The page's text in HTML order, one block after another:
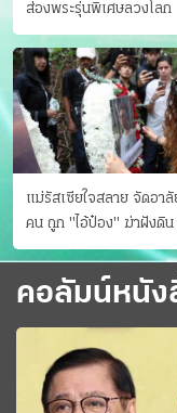
ส่องพระรุ่นพิเศษลวงโลก
แม่รัสเซียใจสลาย จัดอา
คน ถูก "ไอ้ป๋อง" ฆ่าฝังดิ
ไม่มีศพเพิ่ม
คอลัมน์หนั